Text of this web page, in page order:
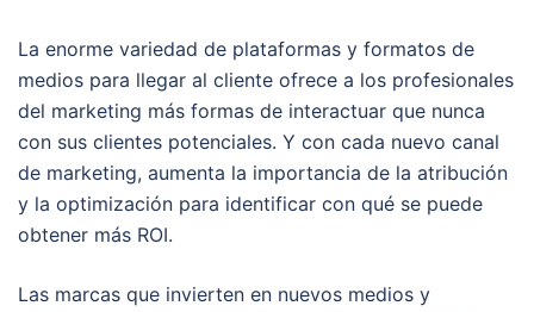
La enorme variedad de plataformas y formatos de
medios para llegar al cliente ofrece a los profesionales
del marketing más formas de interactuar que nunca
con sus clientes potenciales. Y con cada nuevo canal
de marketing, aumenta la importancia de la atribución
y la optimización para identificar con qué se puede
obtener más ROI.
Las marcas que invierten en nuevos medios y